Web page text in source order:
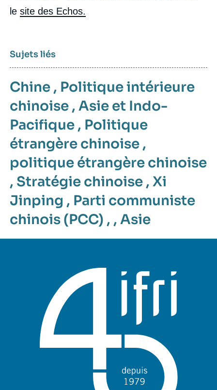
le site des Echos.
Sujets liés
Chine , Politique intérieure
chinoise , Asie et Indo-
Pacifique , Politique
étrangère chinoise ,
politique étrangère chinoise
, Stratégie chinoise , Xi
Jinping , Parti communiste
chinois (PCC) , , Asie